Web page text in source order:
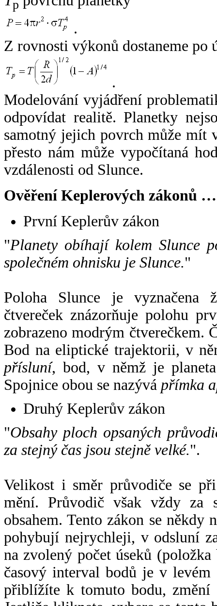
p
.
Z rovnosti výkonů dostaneme po
.
Modelování vyjádření
odpovídat realitě. Planetky
samotný jejich povrch může mít
přesto nám může vypočítaná
vzdálenosti od Slunce.
Ověření Keplerových zákonů …
První Keplerův zákon
"Planety obíhají kolem Slunce
společném ohnisku je Slunce."
Poloha Slunce je vyznačena
čtvereček znázorňuje polohu
zobrazeno modrým čtverečkem.
Bod na eliptické trajektorii, v
přísluní, bod, v němž je
Spojnice obou se nazývá přímka
Druhý Keplerův zákon
"Obsahy ploch opsaných
za stejný čas jsou stejně velké.".
Velikost i směr průvodiče se
mění. Průvodič však vždy za
obsahem. Tento zákon se někdy
pohybují nejrychleji, v odsluní
na zvolený počet úseků
časový interval bodů je v
přiblížíte k tomuto bodu,